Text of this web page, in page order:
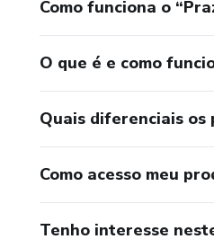
Como funciona o
O que é e como
Quais diferenciais
Como acesso meu
Tenho interesse